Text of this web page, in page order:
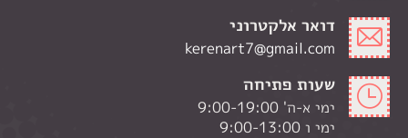
דואר אלקטרוני
kerenart7@gmail.com
שעות פתיחה
ימי א-ה' 9:00-19:00
ימי ו 9:00-13:00